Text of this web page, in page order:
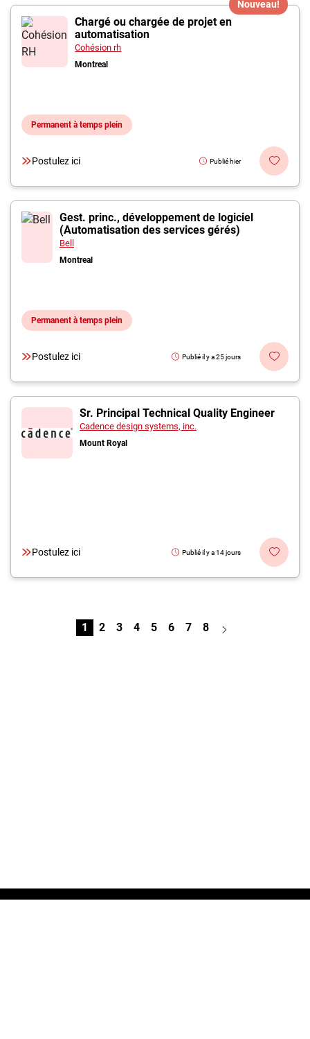
Nouveau!
Chargé ou chargée de projet en
automatisation
Cohésion rh
Montreal
Permanent à temps plein
Postulez ici Publié hier
Gest. princ., développement de logiciel
(Automatisation des services gérés)
Bell
Montreal
Permanent à temps plein
Postulez ici Publié il y a 25 jours
Sr. Principal Technical Quality Engineer
Cadence design systems, inc.
Mount Royal
Postulez ici Publié il y a 14 jours
1 2 3 4 5 6 7 8